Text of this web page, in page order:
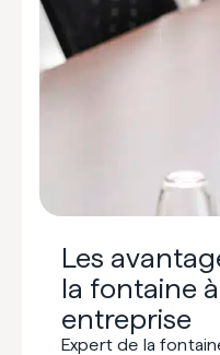
Les
la fontaine
entreprise
Expert de la